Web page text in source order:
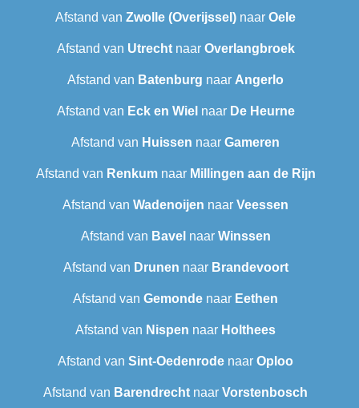
Afstand van Zwolle (Overijssel) naar Oele
Afstand van Utrechtnaar Overlangbroek
Afstand van Batenburg naar Angerlo
Afstand van Eck en Wiel naar De Heurne
Afstand van Huissen naar Gameren
Afstand van Renkumnaar Millingen aan de Rijn
Afstand van Wadenoijen naar Veessen
Afstand van Bavel naar Winssen
Afstand van Drunen naar Brandevoort
Afstand van Gemonde naar Eethen
Afstand van Nispen naar Holthees
Afstand van Sint-Oedenrode naar Oploo
Afstand van Barendrecht naar Vorstenbosch